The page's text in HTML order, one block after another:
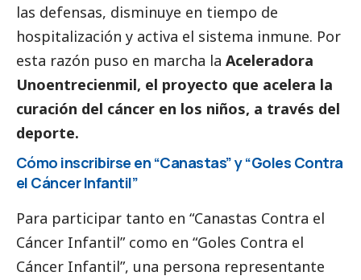
las defensas, disminuye en tiempo de
hospitalización y activa el sistema inmune. Por
esta razón puso en marcha la Aceleradora
Unoentrecienmil, el proyecto que acelera la
curación del cáncer en los niños, a través del
deporte.
Cómo inscribirse en “Canastas” y “Goles Contra
el Cáncer Infantil”
Para participar tanto en “Canastas Contra el
Cáncer Infantil”como en “Goles Contra el
Cáncer Infantil”, una persona representante